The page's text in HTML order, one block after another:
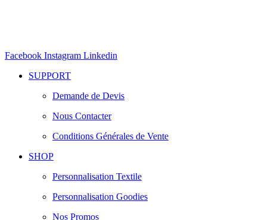
Facebook Instagram Linkedin
SUPPORT
Demande de Devis
Nous Contacter
Conditions Générales de Vente
SHOP
Personnalisation Textile
Personnalisation Goodies
Nos Promos